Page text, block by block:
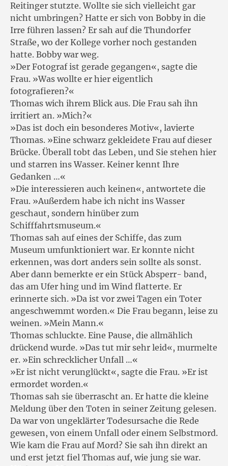
Reitinger stutzte. Wollte sie sich vielleicht gar
nicht umbringen? Hatte er sich von Bobby in die
Irre führen lassen? Er sah auf die Thundorfer
Straße, wo der Kollege vorher noch gestanden
hatte. Bobby war weg.
»Der Fotograf ist gerade gegangen«, sagte die
Frau. »Was wollte er hier eigentlich
fotografieren?«
Thomas wich ihrem Blick aus. Die Frau sah ihn
irritiert an. »Mich?«
»Das ist doch ein besonderes Motiv«, lavierte
Thomas. »Eine schwarz gekleidete Frau auf dieser
Brücke. Überall tobt das Leben, und Sie stehen hier
und starren ins Wasser. Keiner kennt Ihre
Gedanken …«
»Die interessieren auch keinen«, antwortete die
Frau. »Außerdem habe ich nicht ins Wasser
geschaut, sondern hinüber zum
Schifffahrtsmuseum.«
Thomas sah auf eines der Schiffe, das zum
Museum umfunktioniert war. Er konnte nicht
erkennen, was dort anders sein sollte als sonst.
Aber dann bemerkte er ein Stück Absperr- band,
das am Ufer hing und im Wind flatterte. Er
erinnerte sich. »Da ist vor zwei Tagen ein Toter
angeschwemmt worden.« Die Frau begann, leise zu
weinen. »Mein Mann.«
Thomas schluckte. Eine Pause, die allmählich
drückend wurde. »Das tut mir sehr leid«, murmelte
er. »Ein schrecklicher Unfall …«
»Er ist nicht verunglückt«, sagte die Frau. »Er ist
ermordet worden.«
Thomas sah sie überrascht an. Er hatte die kleine
Meldung über den Toten in seiner Zeitung gelesen.
Da war von ungeklärter Todesursache die Rede
gewesen, von einem Unfall oder einem Selbstmord.
Wie kam die Frau auf Mord? Sie sah ihn direkt an
und erst jetzt fiel Thomas auf, wie jung sie war.